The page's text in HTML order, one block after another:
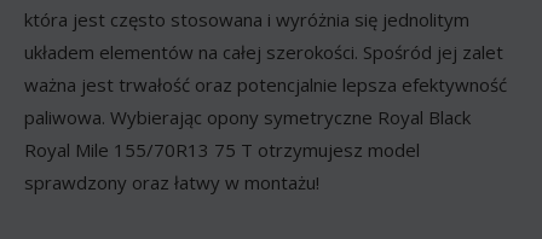
która jest często stosowana i wyróżnia się jednolitym
układem elementów na całej szerokości. Spośród jej zalet
ważna jest trwałość oraz potencjalnie lepsza efektywność
paliwowa. Wybierając opony symetryczne Royal Black
Royal Mile 155/70R13 75 T otrzymujesz model
sprawdzony oraz łatwy w montażu!